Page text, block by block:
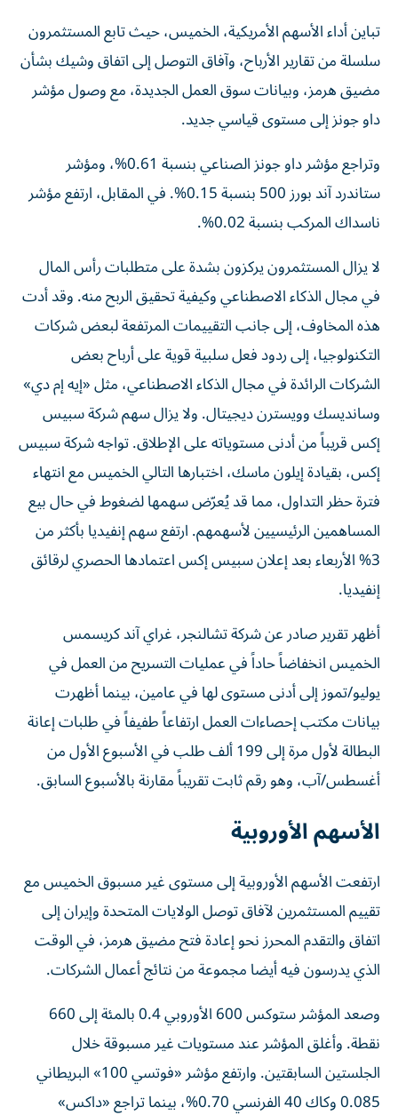
تباين أداء الأسهم الأمريكية، الخميس، حيث تابع المستثمرون
سلسلة من تقارير الأرباح، وآفاق التوصل إلى اتفاق وشيك بشأن
مضيق هرمز، وبيانات سوق العمل الجديدة، مع وصول مؤشر
داو جونز إلى مستوى قياسي جديد.
وتراجع مؤشر داو جونز الصناعي بنسبة 0.61%، ومؤشر
ستاندرد آند بورز 500 بنسبة 0.15%. في المقابل، ارتفع مؤشر
ناسداك المركب بنسبة 0.02%.
لا يزال المستثمرون يركزون بشدة على متطلبات رأس المال
في مجال الذكاء الاصطناعي وكيفية تحقيق الربح منه. وقد أدت
هذه المخاوف، إلى جانب التقييمات المرتفعة لبعض شركات
التكنولوجيا، إلى ردود فعل سلبية قوية على أرباح بعض
الشركات الرائدة في مجال الذكاء الاصطناعي، مثل «إيه إم دي»
وسانديسك وويسترن ديجيتال. ولا يزال سهم شركة سبيس
إكس قريباً من أدنى مستوياته على الإطلاق. تواجه شركة سبيس
إكس، بقيادة إيلون ماسك، اختبارها التالي الخميس مع انتهاء
فترة حظر التداول، مما قد يُعرّض سهمها لضغوط في حال بيع
المساهمين الرئيسيين لأسهمهم. ارتفع سهم إنفيديا بأكثر من
3% الأربعاء بعد إعلان سبيس إكس اعتمادها الحصري لرقائق
إنفيديا.
أظهر تقرير صادر عن شركة تشالنجر، غراي آند كريسمس
الخميس انخفاضاً حاداً في عمليات التسريح من العمل في
يوليو/تموز إلى أدنى مستوى لها في عامين، بينما أظهرت
بيانات مكتب إحصاءات العمل ارتفاعاً طفيفاً في طلبات إعانة
البطالة لأول مرة إلى 199 ألف طلب في الأسبوع الأول من
أغسطس/آب، وهو رقم ثابت تقريباً مقارنة بالأسبوع السابق.
الأسهم الأوروبية
ارتفعت الأسهم الأوروبية إلى مستوى غير مسبوق الخميس مع
تقييم المستثمرين لآفاق توصل الولايات المتحدة وإيران إلى
اتفاق ‌والتقدم المحرز نحو إعادة فتح مضيق هرمز، في الوقت
الذي يدرسون فيه أيضا مجموعة من نتائج أعمال الشركات.
وصعد ‌المؤشر ستوكس 600 الأوروبي ‌0.4 بالمئة إلى 660
نقطة. وأغلق المؤشر عند مستويات غير مسبوقة خلال
الجلستين السابقتين. وارتفع مؤشر «فوتسي 100» البريطاني
0.085 وكاك 40 الفرنسي 0.70%، بينما تراجع «داكس»